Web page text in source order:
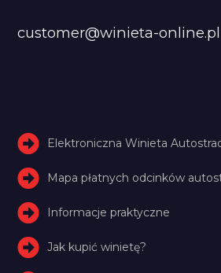
customer@winieta-online.pl
Elektroniczna Winieta
Mapa płatnych odcinków
Informacje praktyczne
Jak kupić winietę?